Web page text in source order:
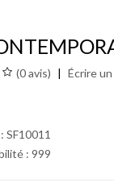
(0 avis) Écrire un
SF10011
: 999